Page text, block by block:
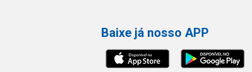
Baixe já nosso APP